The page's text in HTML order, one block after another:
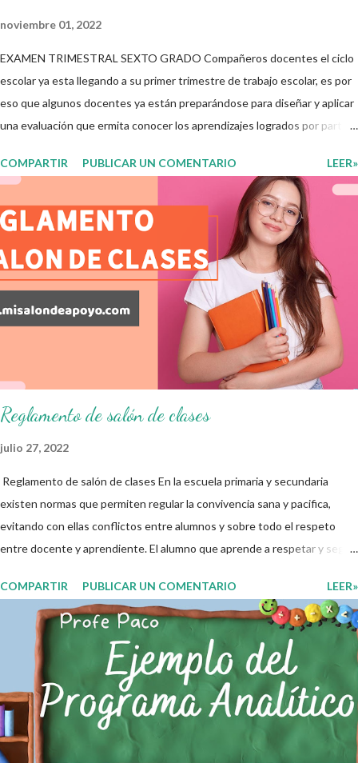
noviembre 01, 2022
EXAMEN TRIMESTRAL SEXTO GRADO Compañeros docentes el ciclo
escolar ya esta llegando a su primer trimestre de trabajo escolar, es por
eso que algunos docentes ya están preparándose para diseñar y aplicar
una evaluación que ermita conocer los aprendizajes logrados por parte
para evaluar las diferentes asignaturas que sus alumnos cursaron
durante este ciclo escolar, permitiendo obtener un mayor panorama de
los aprendizajes claves que sus nuevos aprendientes ya lograron
alcanzar y de aquellos que aun necesitan consolidar. Esto con la
finalidad de que elaboramos un plan de intervención adecuado para
atender las necesidades que nuestro grupo requiera de acuerdo a los
resultados del examen trimestral que apliquemos. Sin mas que decir les
damos las gracias para seguir apoyándonos en este nuevo blog
educativo y gracias por su preferencia. Recuerden que todo material
COMPARTIR PUBLICAR UN COMENTARIO LEER»
Reglamento de salón de clases
julio 27, 2022
Reglamento de salón de clases En la escuela primaria y secundaria
existen normas que permiten regular la convivencia sana y pacifica,
evitando con ellas conflictos entre alumnos y sobre todo el respeto
entre docente y aprendiente. El alumno que aprende a respetar y seguir
entiende las consecuencias de sus acciones, es por eso que el objetivo
fundamental de las normas de clases o reglamento de aula buscan
formar aprendientes que desde pequeños, entiendan, analizan y
practiquen las grandes responsabilidades que conlleva ser un buen
ciudadano. A continuación les compartimos algunos ejemplos de reglas
de salón de clases: 1. Cumplo con mis tareas y trabajos. 2. Cuidado mi
higiene personal. 3. Levanto la mano para hablar. 4. Pido permiso para
ir al baño 5. Deposito la basura en su lugar. 6. Cumplo con mis útiles
COMPARTIR PUBLICAR UN COMENTARIO LEER»